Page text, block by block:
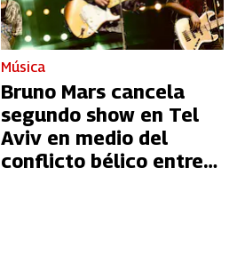
Música
Bruno Mars cancela
segundo show en Tel
Aviv en medio del
conflicto bélico entre